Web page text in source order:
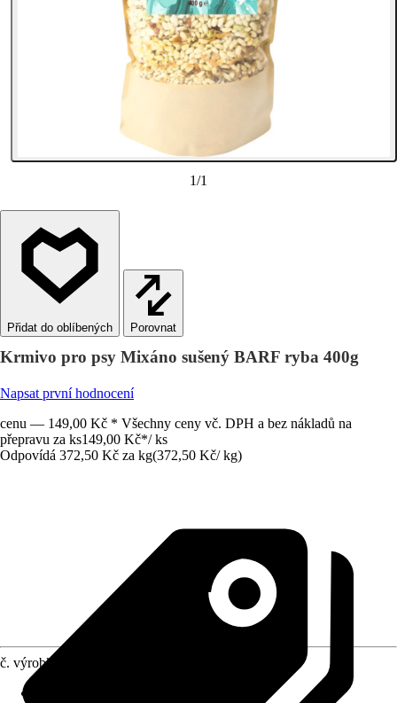
1/1
Porovnat
Krmivo pro psy Mixáno sušený BARF ryba 400g
Napsat první hodnocení
cenu — 149,00 Kč * Všechny ceny vč. DPH a bez nákladů na
přepravu za ks149,00 Kč*/ ks
Odpovídá 372,50 Kč za kg(372,50 Kč/ kg)
č. výrobku